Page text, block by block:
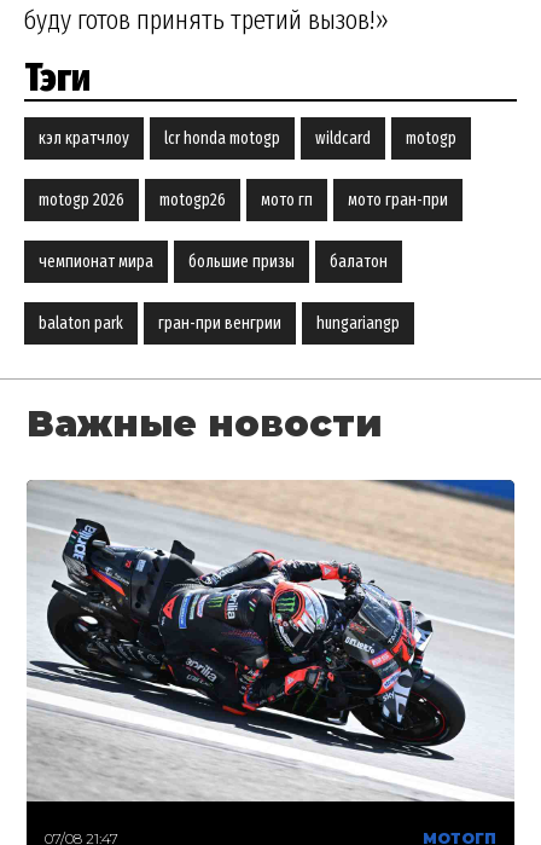
буду готов принять третий вызов!»
Тэги
кэл кратчлоу lcr honda motogp wildcard motogp
motogp 2026 motogp26 мото гп мото гран-при
чемпионат мира большие призы балатон
balaton park гран-при венгрии hungariangp
Важные новости
07/08 21:47 МОТОГП